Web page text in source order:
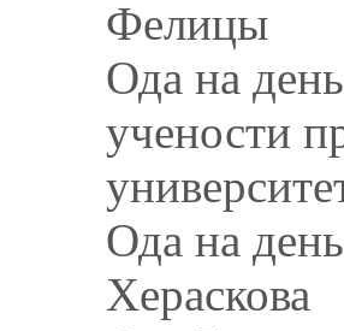
Фелицы
Ода на
учености
Ода на
Хераскова